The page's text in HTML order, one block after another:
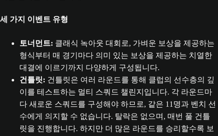
세 가지 이벤트 유형
토너먼트: 클래식 녹아웃 대회로, 가벼운 보상을 제공하는
형식부터 매 경기마다 의미 있는 보상을 제공하는 치열한
대결에 이르기까지 다양하게 구성됩니다.
건틀릿: 건틀릿은 여러 라운드를 통해 클럽의 선수층의 깊
이를 테스트하는 멀티 스쿼드 챌린지입니다. 각 라운드마
다 새로운 스쿼드를 구성해야 하므로, 같은 11명과 벤치 선
수에게 의지할 수 없습니다. 탈락은 없으며, 매번 풀 건틀
릿을 진행합니다. 하지만 더 많은 라운드를 승리할수록 보